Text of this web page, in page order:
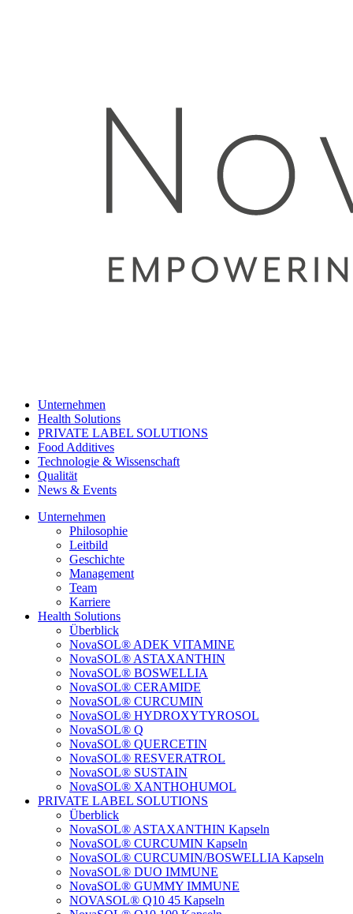
Unternehmen
Health Solutions
PRIVATE LABEL SOLUTIONS
Food Additives
Technologie & Wissenschaft
Qualität
News & Events
Unternehmen
Philosophie
Leitbild
Geschichte
Management
Team
Karriere
Health Solutions
Überblick
NovaSOL® ADEK VITAMINE
NovaSOL® ASTAXANTHIN
NovaSOL® BOSWELLIA
NovaSOL® CERAMIDE
NovaSOL® CURCUMIN
NovaSOL® HYDROXYTYROSOL
NovaSOL® Q
NovaSOL® QUERCETIN
NovaSOL® RESVERATROL
NovaSOL® SUSTAIN
NovaSOL® XANTHOHUMOL
PRIVATE LABEL SOLUTIONS
Überblick
NovaSOL® ASTAXANTHIN Kapseln
NovaSOL® CURCUMIN Kapseln
NovaSOL® CURCUMIN/BOSWELLIA Kapseln
NovaSOL® DUO IMMUNE
NovaSOL® GUMMY IMMUNE
NOVASOL® Q10 45 Kapseln